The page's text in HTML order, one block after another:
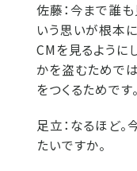
佐藤：今まで誰
いう思いが根本
CMを見るように
かを盗むためで
をつくるためです。
足立： なるほど。
たいですか。